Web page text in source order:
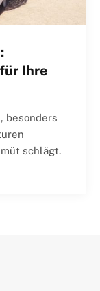
Ihre
besonders
schlägt.